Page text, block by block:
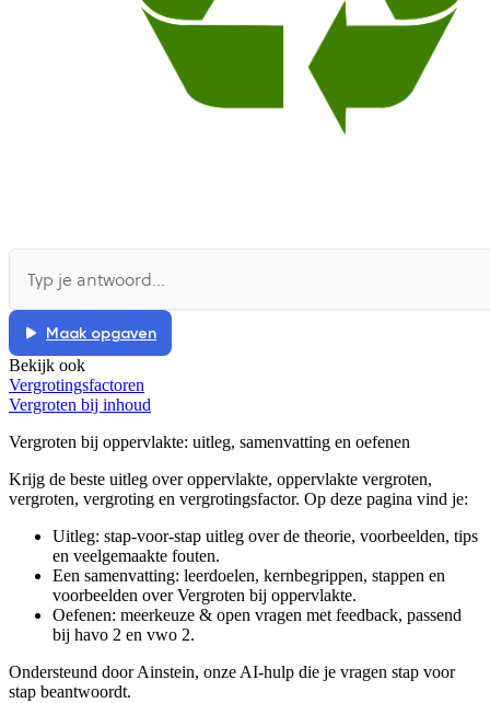
Maak opgaven
Bekijk ook
Vergrotingsfactoren
Vergroten bij inhoud
Vergroten bij oppervlakte: uitleg, samenvatting en oefenen
Krijg de beste uitleg over oppervlakte, oppervlakte vergroten,
vergroten, vergroting en vergrotingsfactor. Op deze pagina vind je:
Uitleg: stap-voor-stap uitleg over de theorie, voorbeelden, tips
en veelgemaakte fouten.
Een samenvatting: leerdoelen, kernbegrippen, stappen en
voorbeelden overVergroten bij oppervlakte.
Oefenen: meerkeuze & open vragen met feedback, passend
bij havo 2 en vwo 2.
Ondersteund door Ainstein, onze AI-hulp die je vragen stap voor
stap beantwoordt.